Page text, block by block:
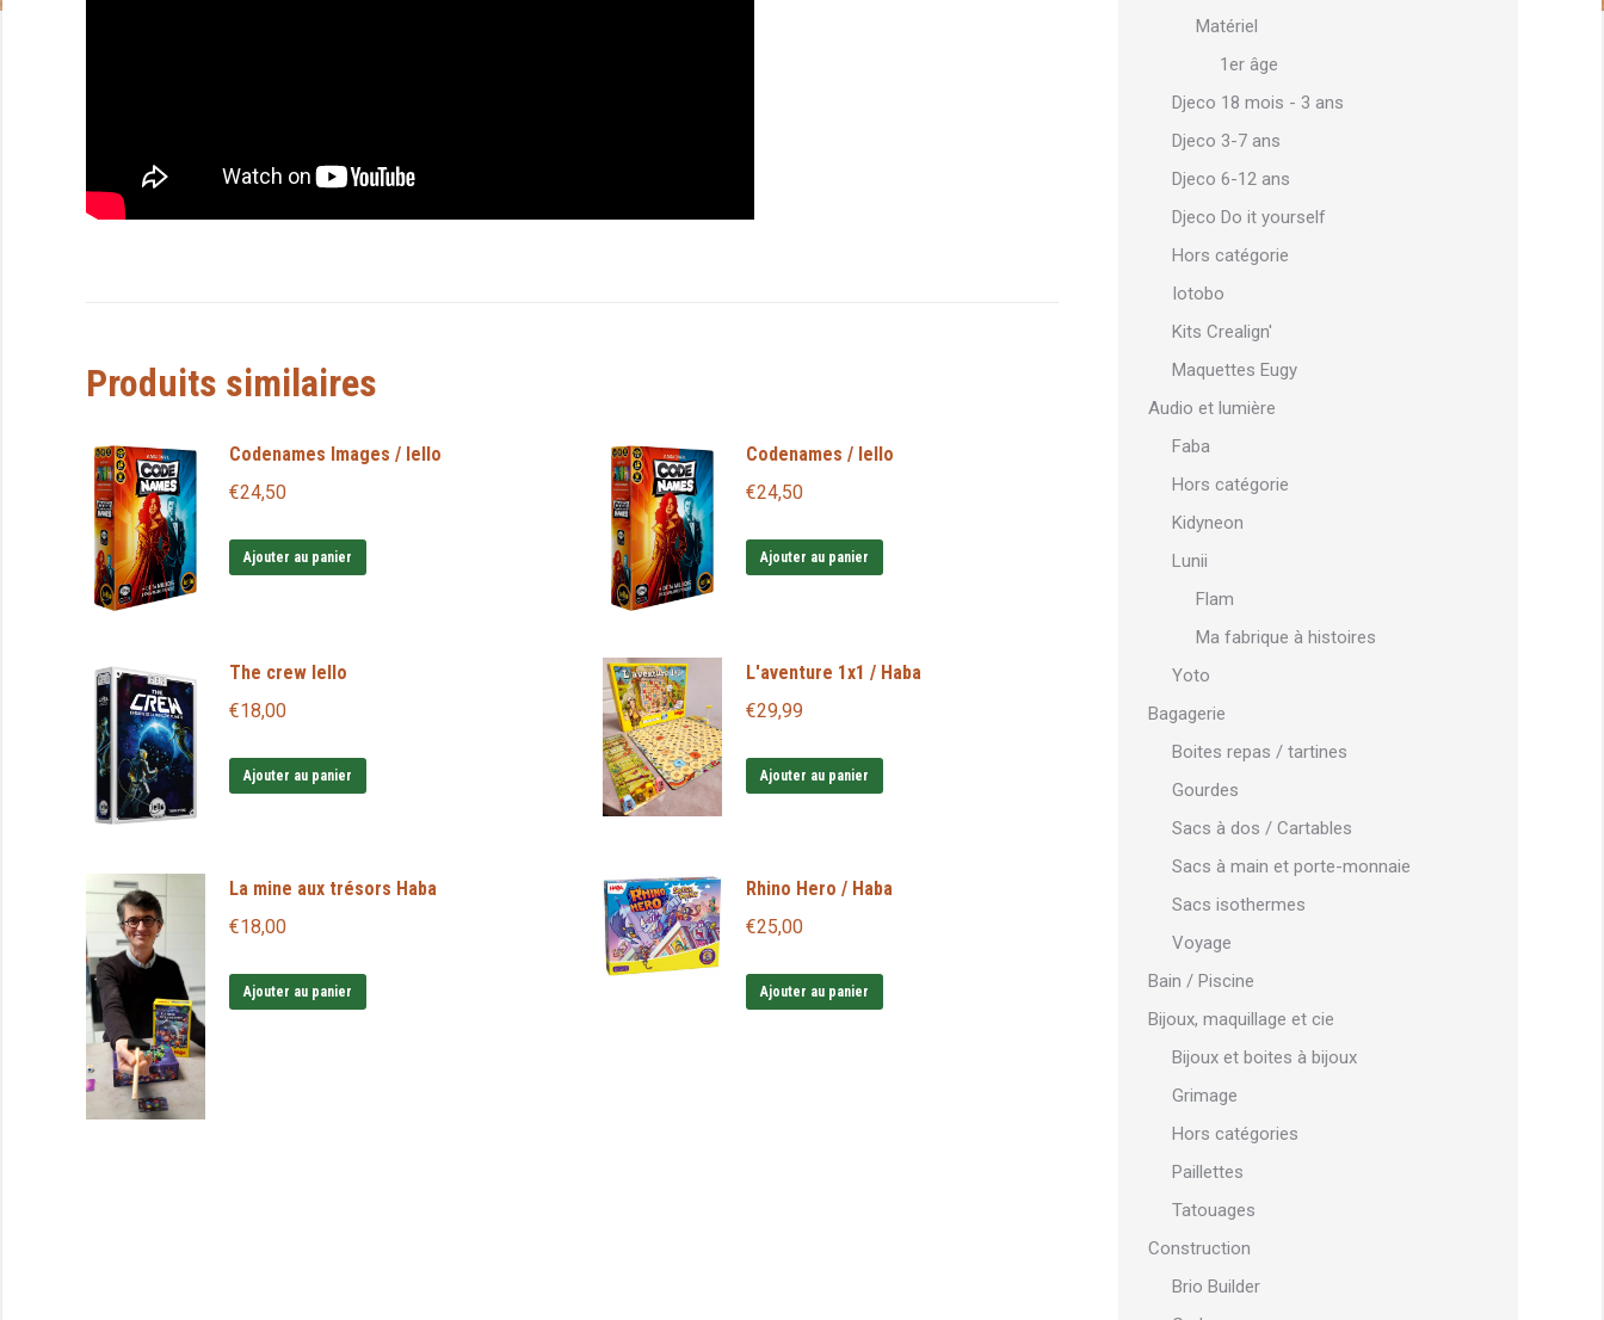
Produits similaires
Codenames Images / Iello
€24,50
Ajouter au panier
Codenames / Iello
€24,50
Ajouter au panier
The crew Iello
€18,00
Ajouter au panier
L'aventure 1x1 / Haba
€29,99
Ajouter au panier
La mine aux trésors Haba
€18,00
Ajouter au panier
Rhino Hero / Haba
€25,00
Ajouter au panier
Matériel
1er âge
Djeco 18 mois - 3 ans
Djeco 3-7 ans
Djeco 6-12 ans
Djeco Do it yourself
Hors catégorie
Iotobo
Kits Crealign'
Maquettes Eugy
Audio et lumière
Faba
Hors catégorie
Kidyneon
Lunii
Flam
Ma fabrique à histoires
Yoto
Bagagerie
Boites repas / tartines
Gourdes
Sacs à dos / Cartables
Sacs à main et porte-monnaie
Sacs isothermes
Voyage
Bain / Piscine
Bijoux, maquillage et cie
Bijoux et boites à bijoux
Grimage
Hors catégories
Paillettes
Tatouages
Construction
Brio Builder